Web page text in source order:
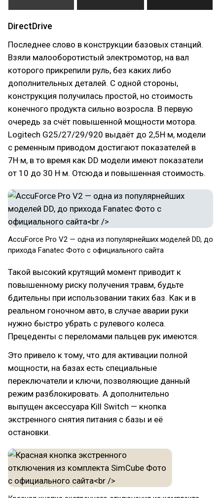
DirectDrive
Последнее слово в конструкции базовых станций.
Взяли малооборотистый электромотор, на вал
которого прикрепили руль, без каких либо
дополнительных деталей. С одной стороны,
конструкция получилась простой, но стоимость
конечного продукта сильно возросла. В первую
очередь за счёт повышенной мощности мотора.
Logitech G25/27/29/920 выдаёт до 2,5Н·м, модели
с ременным приводом достигают показателей в
7Н·м, в то время как DD модели имеют показатели
от 10 до 30 Н·м. Отсюда и повышенная стоимость.
AccuForce Pro V2 — одна из популярнейших моделей DD, до
прихода Fanatec Фото с официального сайта
Такой высокий крутящий момент приводит к
повышенному риску получения травм, будьте
бдительны при использовании таких баз. Как и в
реальном гоночном авто, в случае аварии руки
нужно быстро убрать с рулевого колеса.
Прецеденты с переломами пальцев рук имеются.
Это привело к тому, что для активации полной
мощности, на базах есть специальные
переключатели и ключи, позволяющие данный
режим разблокировать. А дополнительно
выпущен аксессуара Kill Switch — кнопка
экстренного снятия питания с базы и её
остановки.